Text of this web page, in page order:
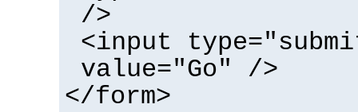
/>
<input
value="Go" />
</form>